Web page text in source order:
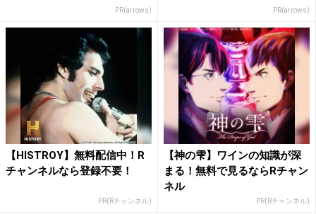
PR(arrows) PR(arrows)
【HISTROY】無料配信中！R
チャンネルなら登録不要！
PR(Rチャンネル)
【神の雫】ワインの知識が深
まる！無料で見るならRチャン
ネル
PR(Rチャンネル)